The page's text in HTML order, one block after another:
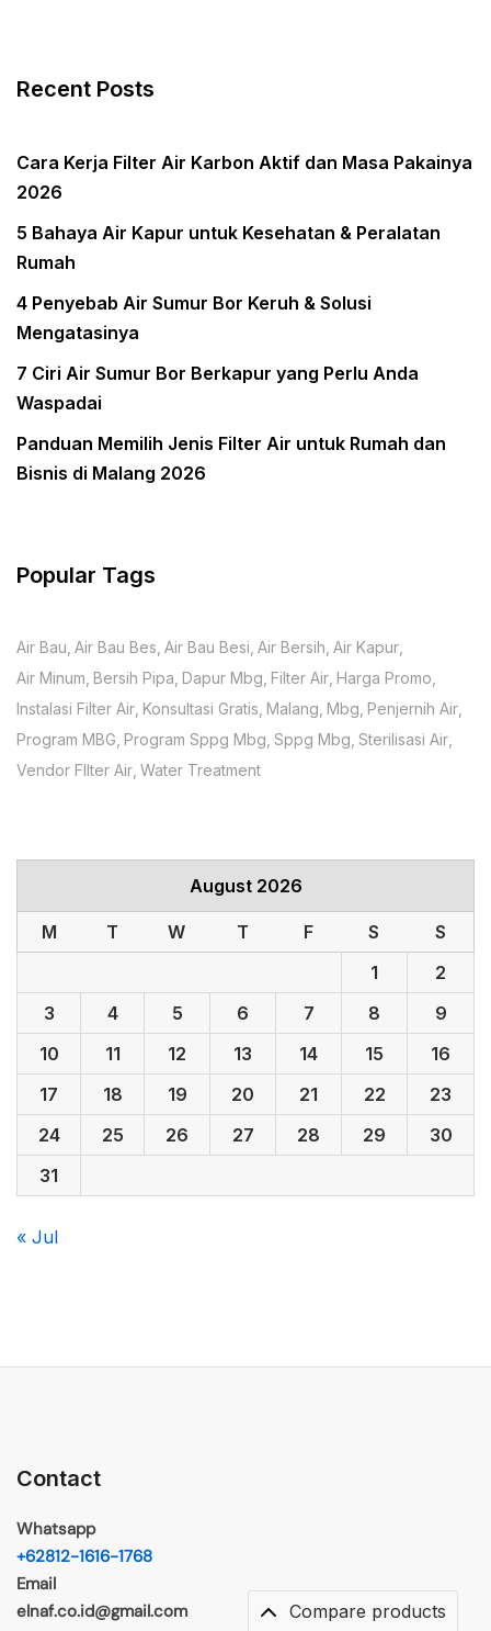
Recent Posts
Cara Kerja Filter Air Karbon Aktif dan Masa Pakainya
2026
5 Bahaya Air Kapur untuk Kesehatan & Peralatan
Rumah
4 Penyebab Air Sumur Bor Keruh & Solusi
Mengatasinya
7 Ciri Air Sumur Bor Berkapur yang Perlu Anda
Waspadai
Panduan Memilih Jenis Filter Air untuk Rumah dan
Bisnis di Malang 2026
Popular Tags
Air Bau Air Bau Bes Air Bau Besi Air Bersih Air Kapur
Air Minum Bersih Pipa Dapur Mbg Filter Air Harga Promo
Instalasi Filter Air Konsultasi Gratis Malang Mbg Penjernih Air
Program MBG Program Sppg Mbg Sppg Mbg Sterilisasi Air
Vendor FIlter Air Water Treatment
August 2026
M T W T F S
S
1
2
3
4 5 6 7 8
9
10
11 12 13 14 15
16
17
18 19 20 21 22
23
24
25 26 27 28 29
30
31
« Jul
Contact
Whatsapp
+62812-1616-1768
Email
elnaf.co.id@gmail.com
Compare products